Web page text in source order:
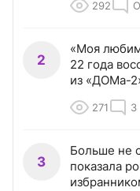
292
2
«Моя
22 года
из «ДОМа-
271 3
3
Больше не
показала